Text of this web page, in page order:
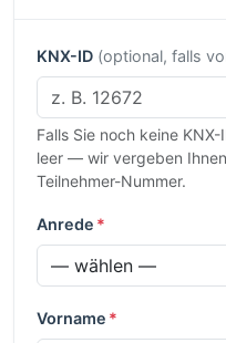
KNX-ID (optional, falls
Falls Sie noch keine
leer — wir vergeben
Teilnehmer-Nummer.
Anrede *
Vorname *